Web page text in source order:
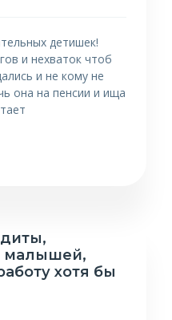
детишек!
и нехваток чтоб
и не кому не
она на пенсии и ища
малышей,
хотя бы